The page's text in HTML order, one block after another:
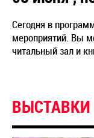
Сегодня в
мероприятий. Вы
читальный зал и
ВЫСТАВКИ